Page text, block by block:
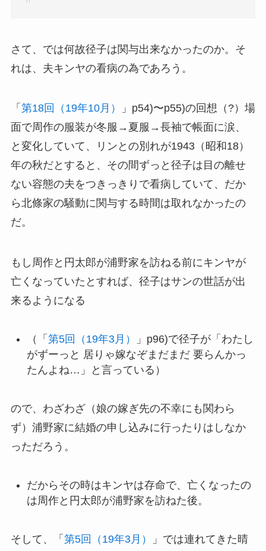
さて、では何故径子は関与出来なかったのか。そ
れは、夫キンヤの看病の為であろう。
「 第18回（19年10月）
」p54)〜p55)の回想（?）場
面で周作の服装が冬服→夏服→長袖で帳面に涙、
と変化していて、リンとの別れが1943（昭和18）
年の秋だとすると、その間ずっと径子は目の離せ
ない容態の夫をつきっきりで看病していて、だか
ら北條家の騒動に関与する時間は取れなかったの
だ。
もし周作と円太郎が浦野家を訪ねる前にキンヤが
亡くなっていたとすれば、径子はサンの世話が出
来るようになる
（「 第5回（19年3月）
」p96)で径子が「わたし
がずーっと 居りゃ嫁なぞまだまだ 要らんかっ
たんよね…」と言っている）
ので、わざわざ（娘の嫁ぎ先の不幸にも関わら
ず）浦野家に結婚の申し込みに行ったりはしなか
っただろう。
だからその時はキンヤは存命で、亡くなったの
は周作と円太郎が浦野家を訪ねた後。
そして、「 第5回（19年3月）
」では連れてきた晴